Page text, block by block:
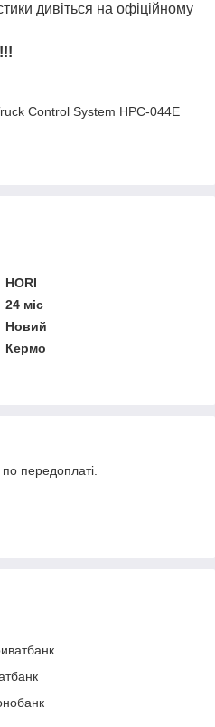
дивіться на офіційному
Control System HPC-044E
HORI
24 міс
Новий
Кермо
передоплаті.